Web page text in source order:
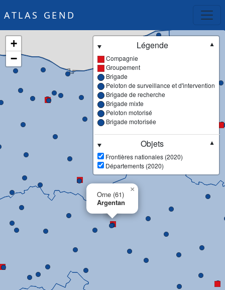
ATLAS GEND
Orne (61)
Argentan
×
+
−
Légende
▼
Compagnie
Groupement
Brigade
Peloton de surveillance et d'intervention
Brigade de recherche
Brigade mixte
Peloton motorisé
Brigade motorisée
Objets
▼
Frontières nationales (2020)
Départements (2020)